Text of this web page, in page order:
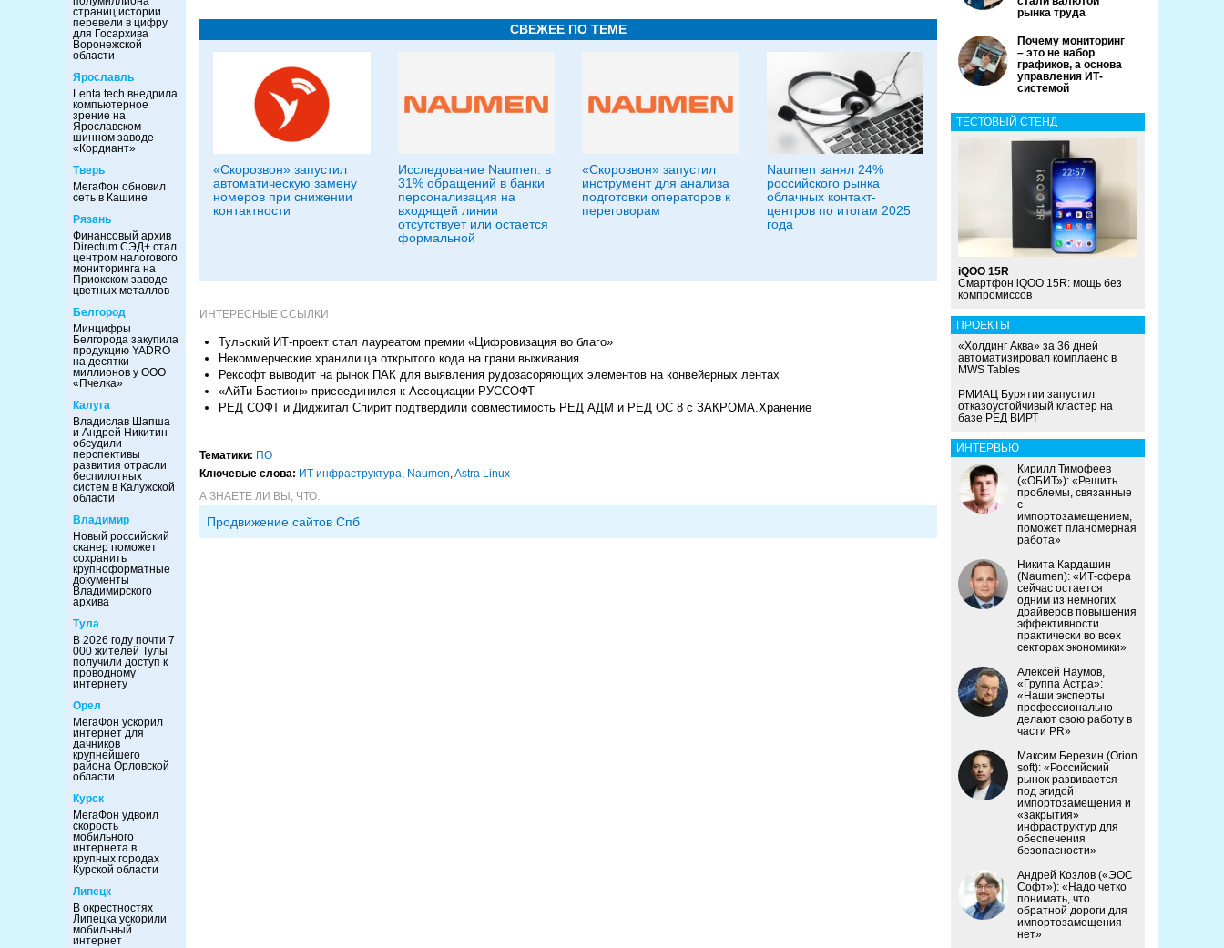
страниц истории
перевели в цифру
для Госархива
Воронежской
области
Ярославль
Lenta tech внедрила
компьютерное
зрение на
Ярославском
шинном заводе
«Кордиант»
Тверь
МегаФон обновил
сеть в Кашине
Рязань
Финансовый архив
Directum СЭД+ стал
центром налогового
мониторинга на
Приокском заводе
цветных металлов
Белгород
Минцифры
Белгорода закупила
продукцию YADRO
на десятки
миллионов у ООО
«Пчелка»
Калуга
Владислав Шапша
и Андрей Никитин
обсудили
перспективы
развития отрасли
беспилотных
систем в Калужской
области
Владимир
Новый российский
сканер поможет
сохранить
крупноформатные
документы
Владимирского
архива
Тула
В 2026 году почти 7
000 жителей Тулы
получили доступ к
проводному
интернету
Орел
МегаФон ускорил
интернет для
дачников
крупнейшего
района Орловской
области
Курск
МегаФон удвоил
скорость
мобильного
интернета в
крупных городах
Курской области
Липецк
В окрестностях
Липецка ускорили
мобильный
интернет
СВЕЖЕЕ ПО ТЕМЕ
«Скорозвон» запустил
автоматическую замену
номеров при снижении
контактности
Исследование Naumen: в
31% обращений в банки
персонализация на
входящей линии
отсутствует или остается
формальной
«Скорозвон» запустил
инструмент для анализа
подготовки операторов к
переговорам
Naumen занял 24%
российского рынка
облачных контакт-
центров по итогам 2025
года
ИНТЕРЕСНЫЕ ССЫЛКИ
Тульский ИТ-проект стал лауреатом премии «Цифровизация во благо»
Некоммерческие хранилища открытого кода на грани выживания
Рексофт выводит на рынок ПАК для выявления рудозасоряющих элементов на конвейерных лентах
«АйТи Бастион» присоединился к Ассоциации РУССОФТ
РЕД СОФТ и Диджитал Спирит подтвердили совместимость РЕД АДМ и РЕД ОС 8 с ЗАКРОМА.Хранение
Тематики: ПО
Ключевые слова: ИТ инфраструктура, Naumen,Astra Linux
А ЗНАЕТЕ ЛИ ВЫ, ЧТО:
Продвижение сайтов Спб
рынка труда
Почему мониторинг
– это не набор
графиков, а основа
управления ИТ-
системой
ТЕСТОВЫЙ СТЕНД
iQOO 15R
Смартфон iQOO 15R: мощь без
компромиссов
ПРОЕКТЫ
«Холдинг Аква» за 36 дней
автоматизировал комплаенс в
MWS Tables
РМИАЦ Бурятии запустил
отказоустойчивый кластер на
базе РЕД ВИРТ
ИНТЕРВЬЮ
Кирилл Тимофеев
(«ОБИТ»): «Решить
проблемы, связанные
с
импортозамещением,
поможет планомерная
работа»
Никита Кардашин
(Naumen): «ИТ-сфера
сейчас остается
одним из немногих
драйверов повышения
эффективности
практически во всех
секторах экономики»
Алексей Наумов,
«Группа Астра»:
«Наши эксперты
профессионально
делают свою работу в
части PR»
Максим Березин (Orion
soft): «Российский
рынок развивается
под эгидой
импортозамещения и
«закрытия»
инфраструктур для
обеспечения
безопасности»
Андрей Козлов («ЭОС
Софт»): «Надо четко
понимать, что
обратной дороги для
импортозамещения
нет»